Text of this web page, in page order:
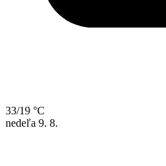
33/19 °C
nedeľa 9. 8.